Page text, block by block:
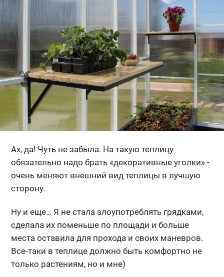
Ах, да! Чуть не забыла. На такую теплицу
обязательно надо брать «декоративные уголки» -
очень меняют внешний вид теплицы в лучшую
сторону.
Ну и еще… Я не стала злоупотреблять грядками,
сделала их поменьше по площади и больше
места оставила для прохода и своих маневров.
Все-таки в теплице должно быть комфортно не
только растениям, но и мне)